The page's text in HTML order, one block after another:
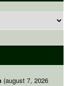
(august 7, 2026